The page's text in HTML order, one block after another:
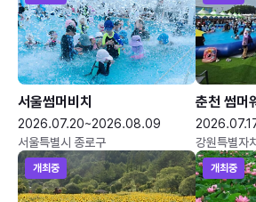
서울썸머비치
2026.07.20~2026.08.09
서울특별시 종로구
춘천 썸머
강원특별자
개최중 개최중